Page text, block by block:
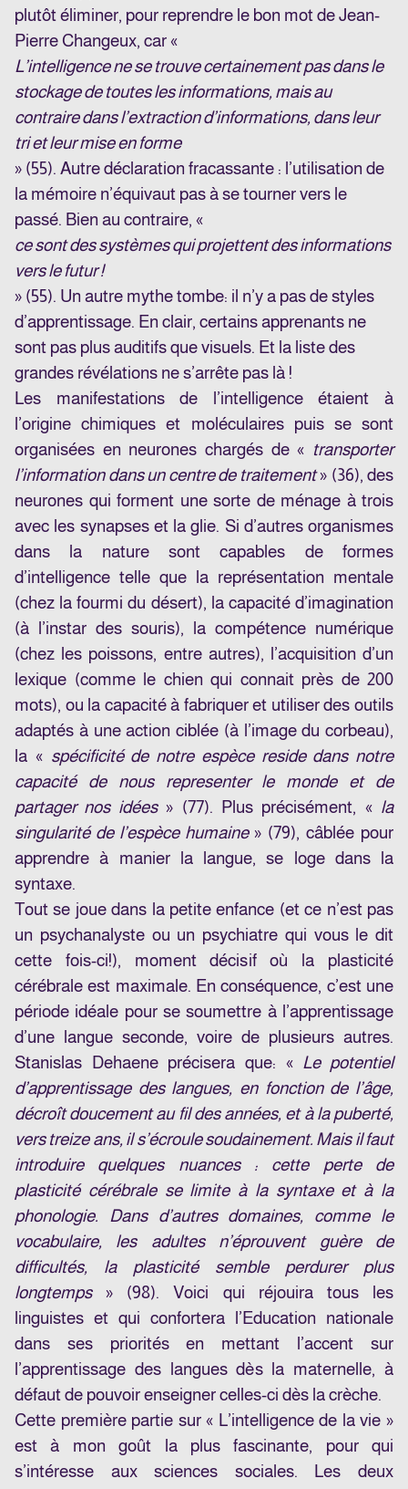
plutôt éliminer, pour reprendre le bon mot de Jean-
Pierre Changeux, car «
L’intelligence ne se trouve certainement pas dans le
stockage de toutes les informations, mais au
contraire dans l’extraction d’informations, dans leur
tri et leur mise en forme
» (55). Autre déclaration fracassante : l’utilisation de
la mémoire n’équivaut pas à se tourner vers le
passé. Bien au contraire, «
ce sont des systèmes qui projettent des informations
vers le futur !
» (55). Un autre mythe tombe: il n’y a pas de styles
d’apprentissage. En clair, certains apprenants ne
sont pas plus auditifs que visuels. Et la liste des
grandes révélations ne s’arrête pas là !
Les manifestations de l’intelligence étaient à
l’origine chimiques et moléculaires puis se sont
organisées en neurones chargés de « transporter
l’information dans un centre de traitement» (36), des
neurones qui forment une sorte de ménage à trois
avec les synapses et la glie. Si d’autres organismes
dans la nature sont capables de formes
d’intelligence telle que la représentation mentale
(chez la fourmi du désert), la capacité d’imagination
(à l’instar des souris), la compétence numérique
(chez les poissons, entre autres), l’acquisition d’un
lexique (comme le chien qui connait près de 200
mots), ou la capacité à fabriquer et utiliser des outils
adaptés à une action ciblée (à l’image du corbeau),
la « spécificité de notre espèce reside dans notre
capacité de nous representer le monde et de
partager nos idées» (77). Plus précisément, « la
singularité de l’espèce humaine» (79), câblée pour
apprendre à manier la langue, se loge dans la
syntaxe.
Tout se joue dans la petite enfance (et ce n’est pas
un psychanalyste ou un psychiatre qui vous le dit
cette fois-ci!), moment décisif où la plasticité
cérébrale est maximale. En conséquence, c’est une
période idéale pour se soumettre à l’apprentissage
d’une langue seconde, voire de plusieurs autres.
Stanislas Dehaene précisera que: « Le potentiel
d’apprentissage des langues, en fonction de l’âge,
décroît doucement au fil des années, et à la puberté,
vers treize ans, il s’écroule soudainement. Mais il faut
introduire quelques nuances : cette perte de
plasticité cérébrale se limite à la syntaxe et à la
phonologie. Dans d’autres domaines, comme le
vocabulaire, les adultes n’éprouvent guère de
difficultés, la plasticité semble perdurer plus
longtemps» (98). Voici qui réjouira tous les
linguistes et qui confortera l’Education nationale
dans ses priorités en mettant l’accent sur
l’apprentissage des langues dès la maternelle, à
défaut de pouvoir enseigner celles-ci dès la crèche.
Cette première partie sur « L’intelligence de la vie »
est à mon goût la plus fascinante, pour qui
s’intéresse aux sciences sociales. Les deux